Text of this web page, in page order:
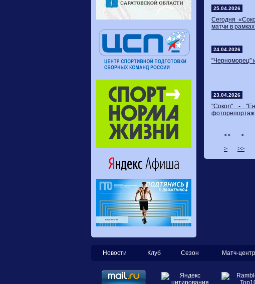
25.04.2026
Сегодня
матчи в
24.04.2026
"Черноморец"
23.04.2026
"Сокол" -
фоторепортаж
<< <
>
>>
Новости Клуб Сезон Матч-центр